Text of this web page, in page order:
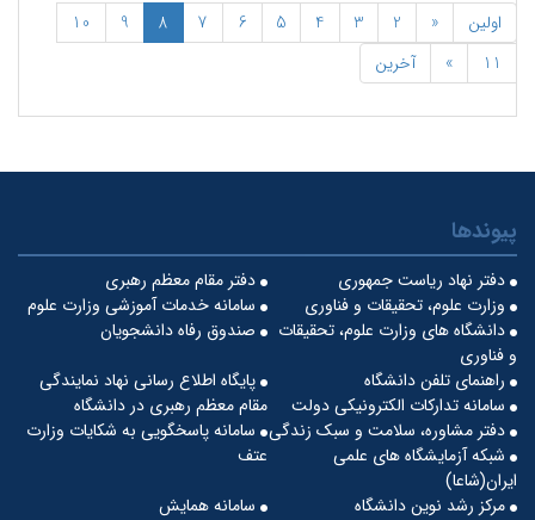
اولین «
2
3
4
5
6
7
8
9
10
11
» آخرین
پیوندها
دفتر مقام معظم رهبری
دفتر نهاد ریاست جمهوری
سامانه خدمات آموزشی وزارت علوم
وزارت علوم، تحقیقات و فناوری
صندوق رفاه دانشجویان
دانشگاه های وزارت علوم، تحقیقات
و فناوری
پایگاه اطلاع رسانی نهاد نمایندگی
مقام معظم رهبری در دانشگاه
راهنمای تلفن دانشگاه
سامانه تدارکات الکترونیکی دولت
سامانه پاسخگویی به شکایات وزارت
عتف
دفتر مشاوره، سلامت و سبک زندگی
شبکه آزمایشگاه های علمی
ایران(شاعا)
سامانه همایش
مرکز رشد نوین دانشگاه